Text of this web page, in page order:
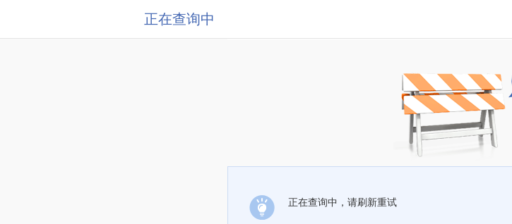
正在查询中
正在查询中，请刷新重试